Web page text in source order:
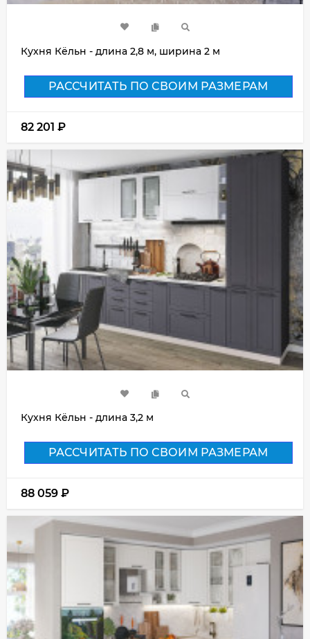
Кухня Кёльн - длина 2,8 м, ширина 2 м
РАССЧИТАТЬ ПО СВОИМ РАЗМЕРАМ
82 201 ₽
Кухня Кёльн - длина 3,2 м
РАССЧИТАТЬ ПО СВОИМ РАЗМЕРАМ
88 059 ₽